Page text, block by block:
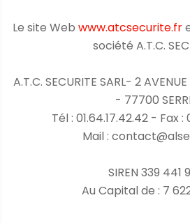
Le site Web www.atcsecurite.fr
société A.T.C.
A.T.C. SECURITE SARL- 2
- 77700
Tél : 01.64.17.42.42 - Fax :
Mail :
SIREN 339 441
Au Capital de : 7